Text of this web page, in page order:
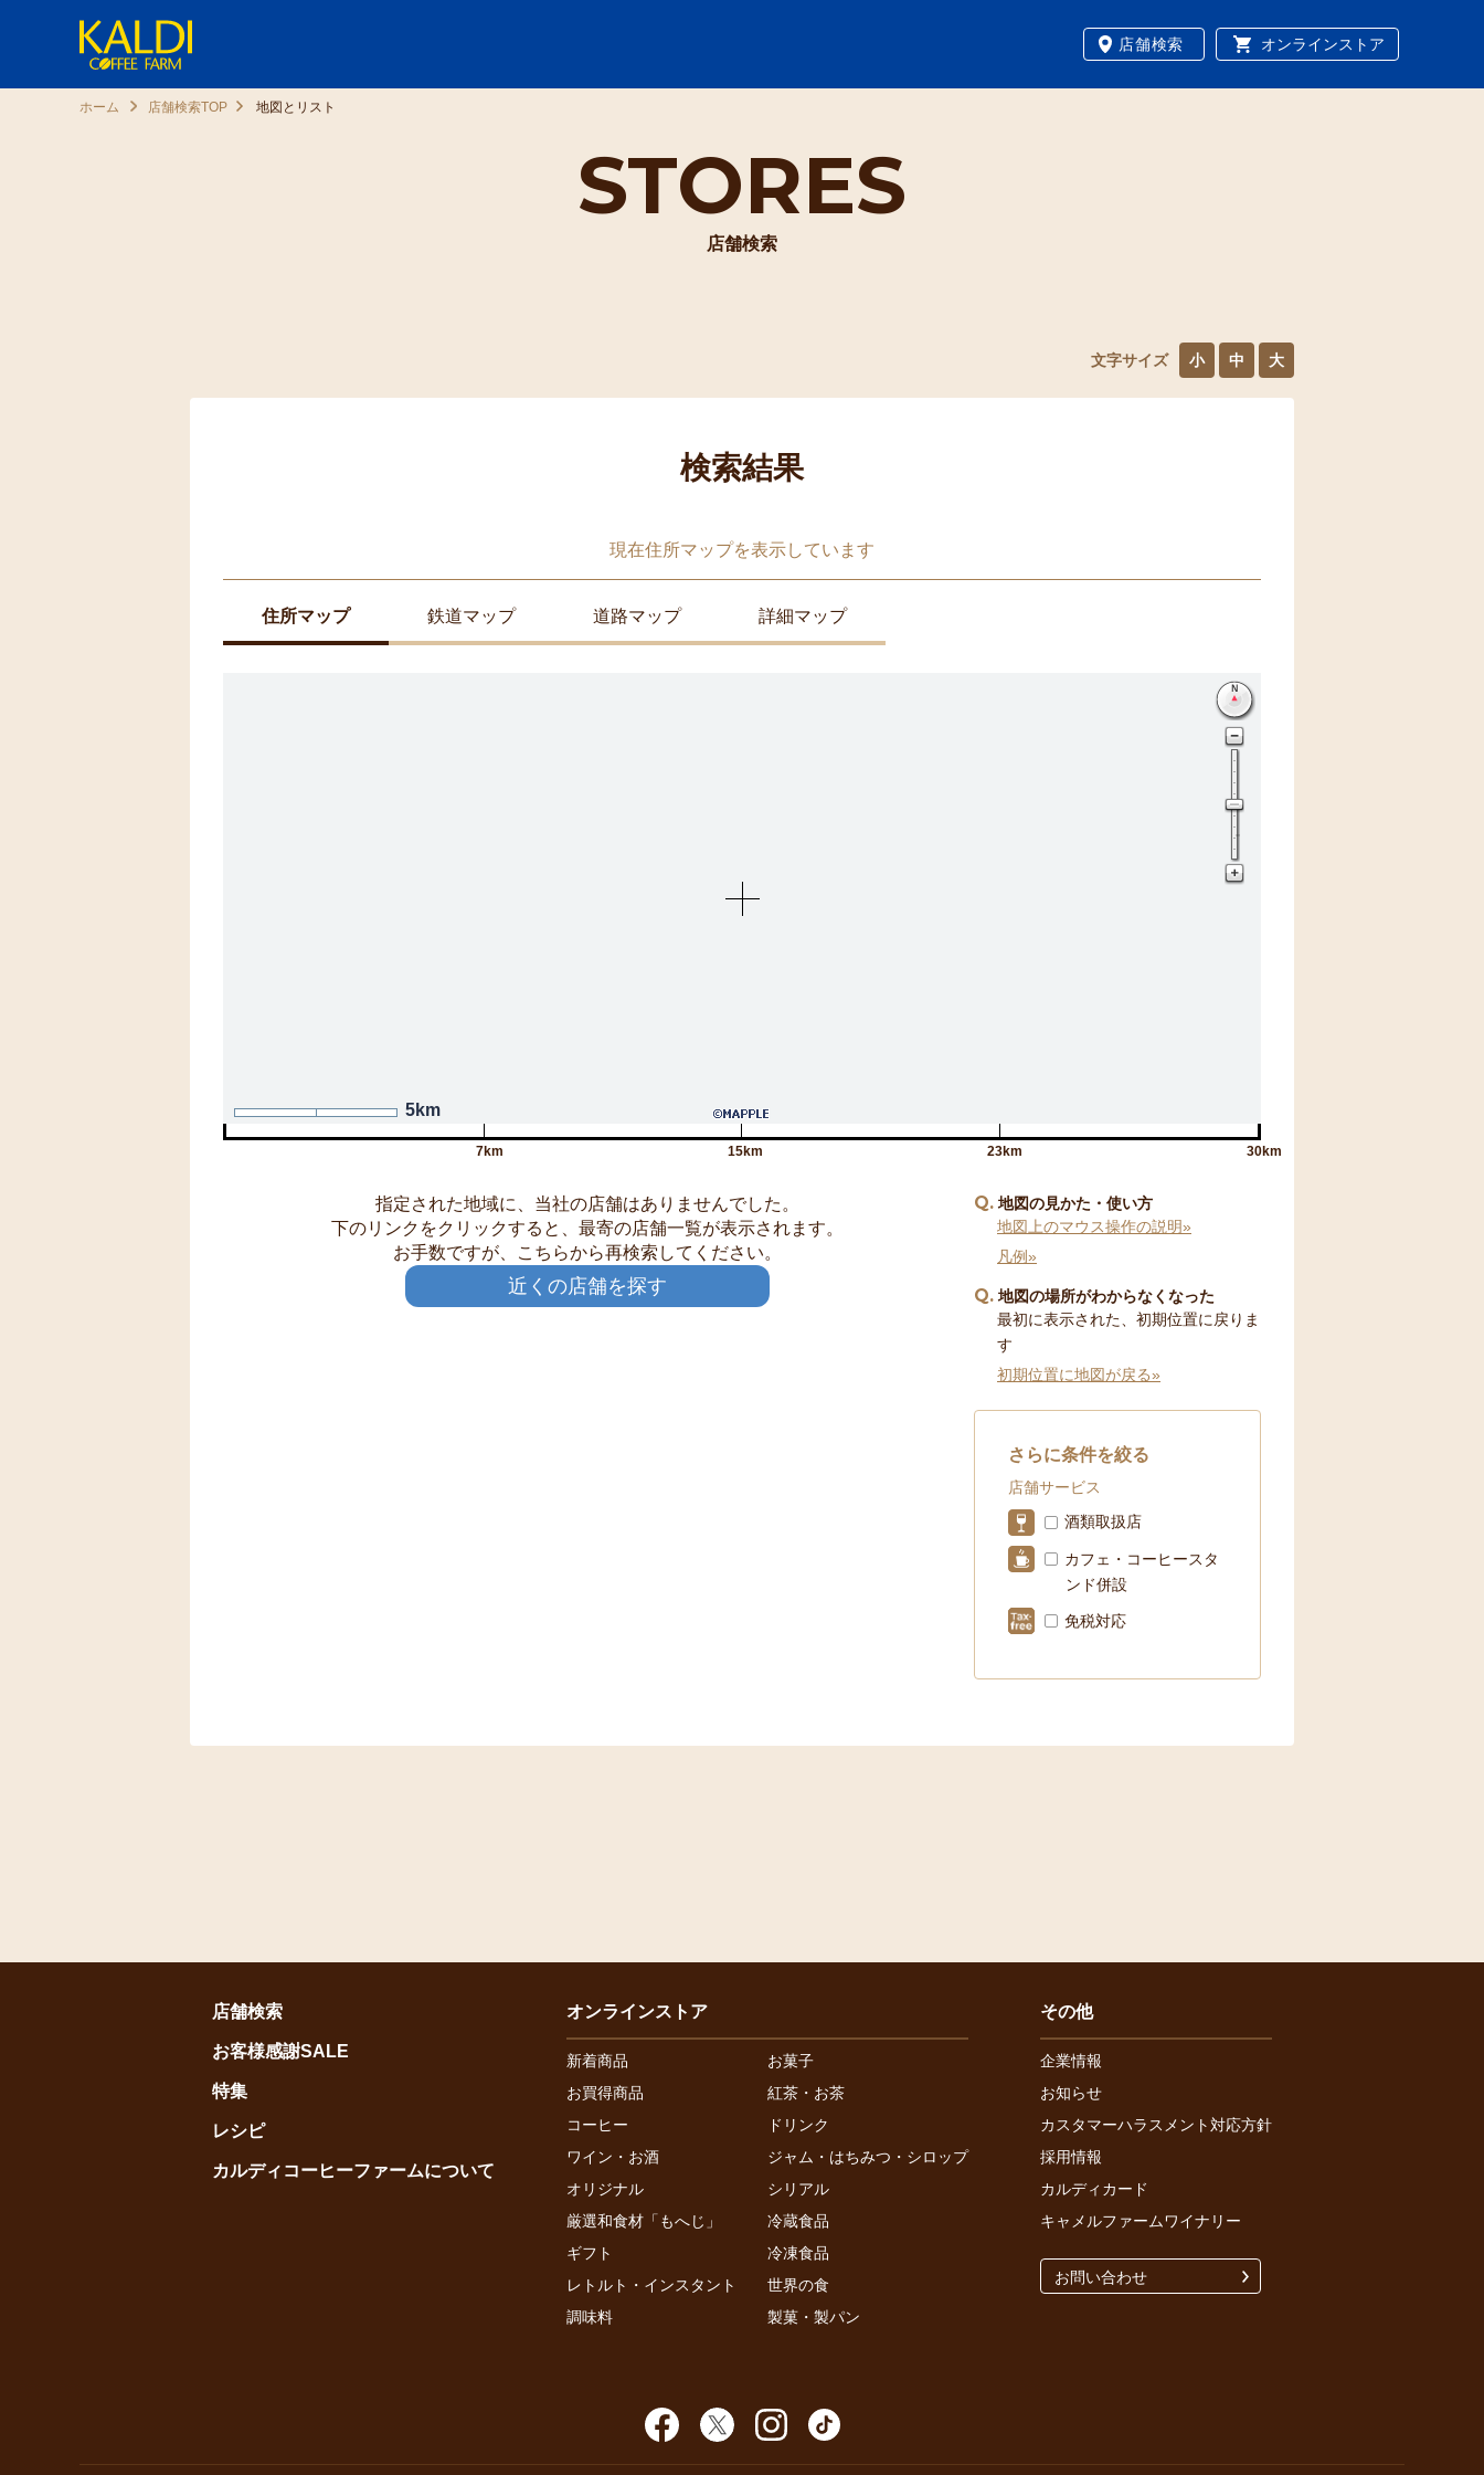
店舗検索 オンラインストア
STORES
店舗検索
ホーム 店舗検索TOP 地図とリスト
文字サイズ 小 中 大
検索結果
現在住所マップを表示しています
住所マップ 鉄道マップ 道路マップ 詳細マップ
5km
7km 15km 23km 30km
指定された地域に、当社の店舗はありませんでした。
下のリンクをクリックすると、最寄の店舗一覧が表示されます。
お手数ですが、こちらから再検索してください。
近くの店舗を探す
Q 地図の見かた・使い方
地図上のマウス操作の説明»
凡例»
Q 地図の場所がわからなくなった
最初に表示された、初期位置に戻りま
す
初期位置に地図が戻る»
さらに条件を絞る
店舗サービス
酒類取扱店
カフェ・コーヒースタ
ンド併設
免税対応
店舗検索
お客様感謝SALE
特集
レシピ
カルディコーヒーファームについて
オンラインストア
新着商品
お菓子
お買得商品
紅茶・お茶
コーヒー
ドリンク
ワイン・お酒
ジャム・はちみつ・シロップ
オリジナル
シリアル
厳選和食材「もへじ」
冷蔵食品
ギフト
冷凍食品
レトルト・インスタント
世界の食
調味料
製菓・製パン
その他
企業情報
お知らせ
カスタマーハラスメント対応方針
採用情報
カルディカード
キャメルファームワイナリー
お問い合わせ